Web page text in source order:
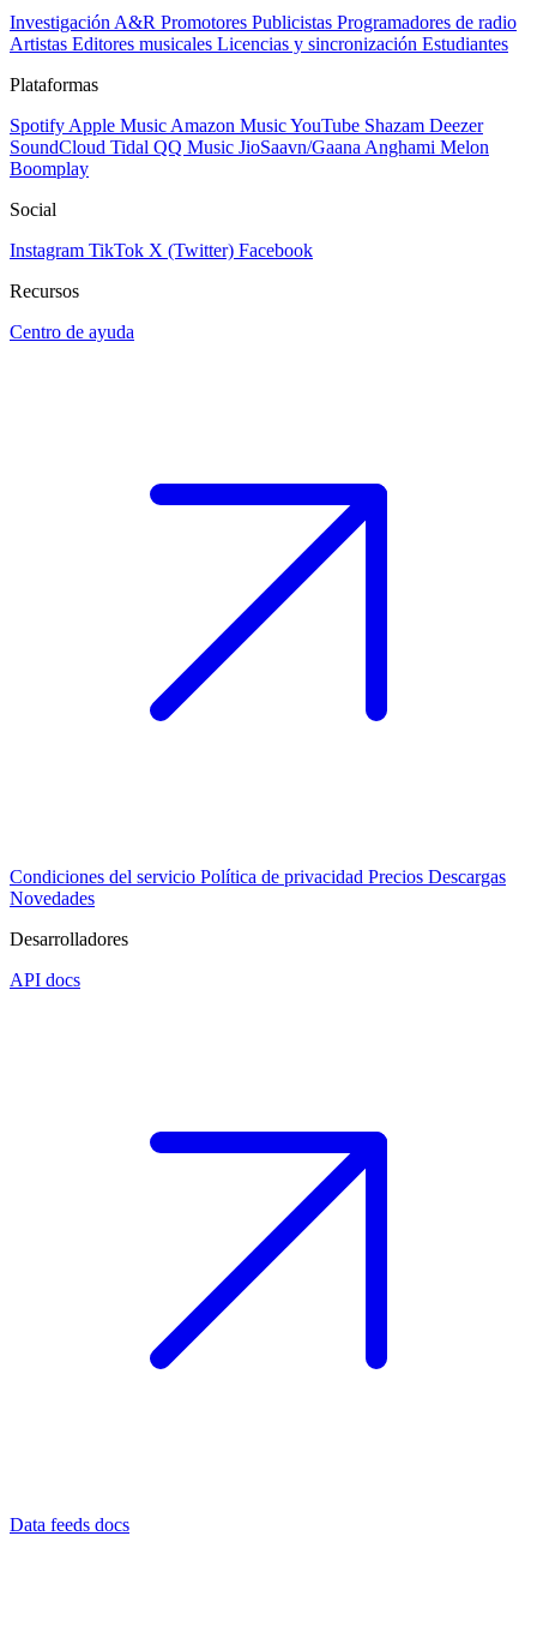
Investigación A&R Promotores Publicistas Programadores de radio
Artistas Editores musicales Licencias y sincronización Estudiantes
Plataformas
Spotify Apple Music Amazon MusicYouTube Shazam Deezer
SoundCloud Tidal QQ Music JioSaavn/Gaana Anghami Melon
Boomplay
Social
Instagram TikTok X (Twitter) Facebook
Recursos
Centro de ayuda
Condiciones del servicio Política de privacidad Precios Descargas
Novedades
Desarrolladores
API docs
Data feeds docs